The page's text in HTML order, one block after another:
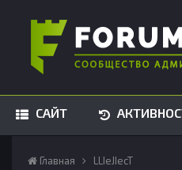
САЙТ
Главная LLIeJIecT